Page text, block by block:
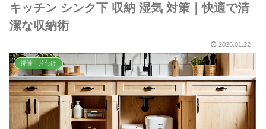
キッチン シンク下 収納 湿気 対策｜快適で清
潔な収納術
2026.01.22
掃除・片付け